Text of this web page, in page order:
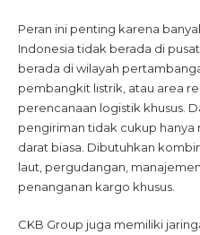
Peran ini penting karena
Indonesia tidak berada di
berada di wilayah
pembangkit listrik, atau area
perencanaan logistik khusus.
pengiriman tidak cukup
darat biasa. Dibutuhkan
laut, pergudangan,
penanganan kargo khusus.
CKB Group juga memiliki